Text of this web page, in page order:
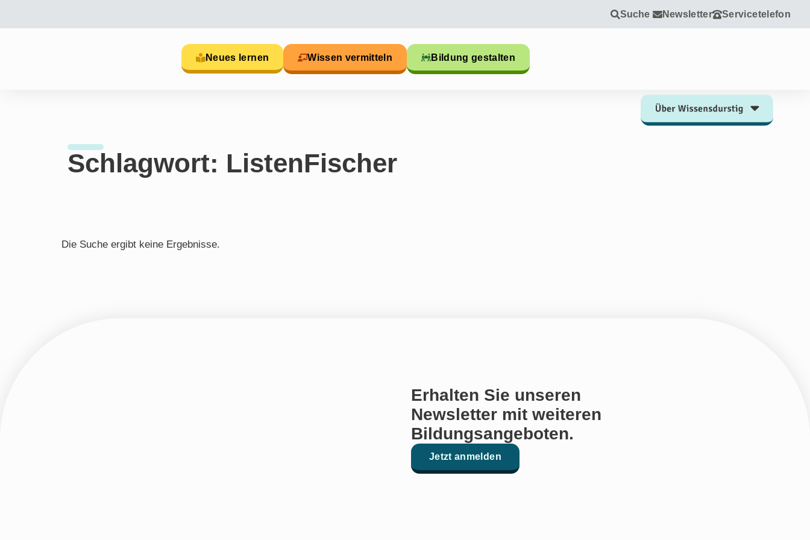
Suche Newsletter Servicetelefon
Neues lernen Wissen vermitteln Bildung gestalten
Schlagwort: ListenFischer
Die Suche ergibt keine Ergebnisse.
Erhalten Sie unseren
Newsletter mit weiteren
Bildungsangeboten.
Jetzt anmelden